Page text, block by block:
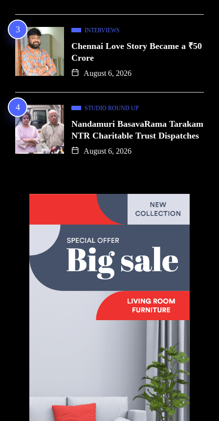
INTERVIEWS
Chennai Love Story Became a ₹50
Crore
August 6, 2026
STUDIO ROUND UP
Nandamuri BasavaRama Tarakam
NTR Charitable Trust Dispatches
August 6, 2026